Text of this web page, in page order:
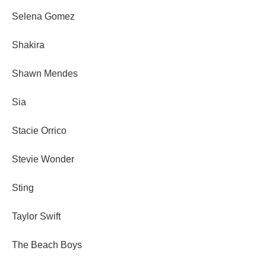
Selena Gomez
Shakira
Shawn Mendes
Sia
Stacie Orrico
Stevie Wonder
Sting
Taylor Swift
The Beach Boys